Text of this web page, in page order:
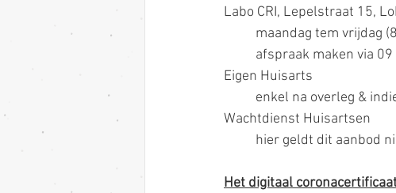
Labo CRI, Lepelstraat 15,
maandag tem vrijdag
afspraak maken via
Eigen Huisarts
enkel na overleg &
Wachtdienst Huisartsen
hier geldt dit aanbod
Het digitaal